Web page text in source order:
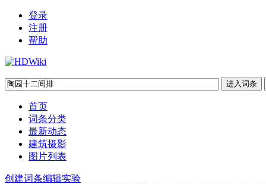
登录
注册
帮助
首页
词条分类
最新动态
建筑摄影
图片列表
创建词条编辑实验